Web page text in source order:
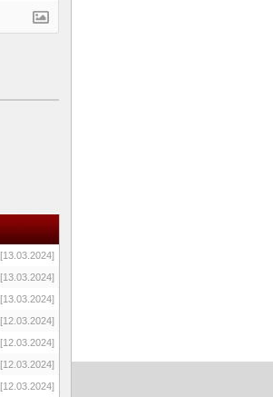
[13.03.2024]
[13.03.2024]
[13.03.2024]
[12.03.2024]
[12.03.2024]
[12.03.2024]
[12.03.2024]